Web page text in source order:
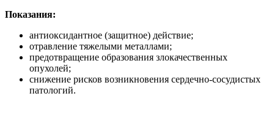
Показания:
антиоксидантное (защитное) действие;
отравление тяжелыми металлами;
предотвращение образования злокачественных
опухолей;
снижение рисков возникновения сердечно-сосудистых
патологий.